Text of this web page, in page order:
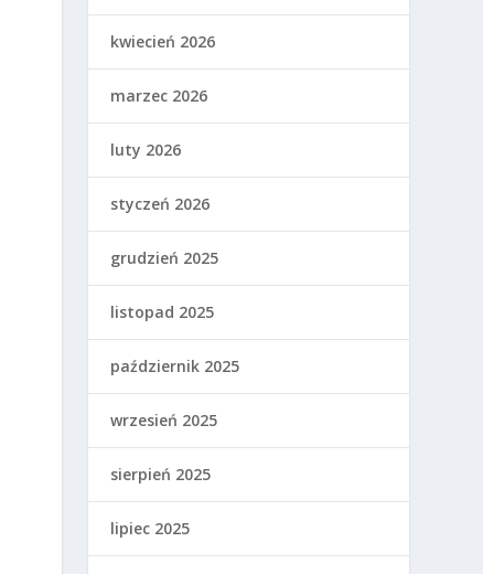
kwiecień 2026
marzec 2026
luty 2026
styczeń 2026
grudzień 2025
listopad 2025
październik 2025
wrzesień 2025
sierpień 2025
lipiec 2025